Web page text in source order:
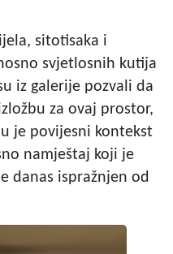
sitotisaka i
svjetlosnih kutija
iz galerije pozvali da
za ovaj prostor,
je povijesni kontekst
namještaj koji je
danas ispražnjen od